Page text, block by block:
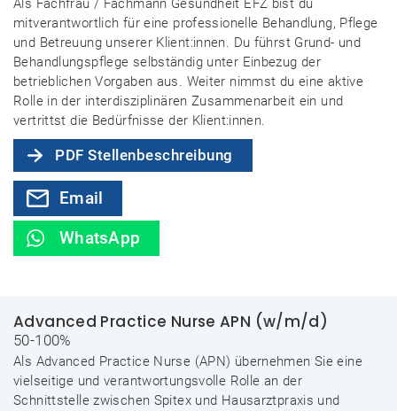
Als Fachfrau / Fachmann Gesundheit EFZ bist du
mitverantwortlich für eine professionelle Behandlung, Pflege
und Betreuung unserer Klient:innen. Du führst Grund- und
Behandlungspflege selbständig unter Einbezug der
betrieblichen Vorgaben aus. Weiter nimmst du eine aktive
Rolle in der interdisziplinären Zusammenarbeit ein und
vertrittst die Bedürfnisse der Klient:innen.
PDF Stellenbeschreibung
Email
WhatsApp
Advanced Practice Nurse APN (w/m/d)
50-100%
Als Advanced Practice Nurse (APN) übernehmen Sie eine
vielseitige und verantwortungsvolle Rolle an der
Schnittstelle zwischen Spitex und Hausarztpraxis und